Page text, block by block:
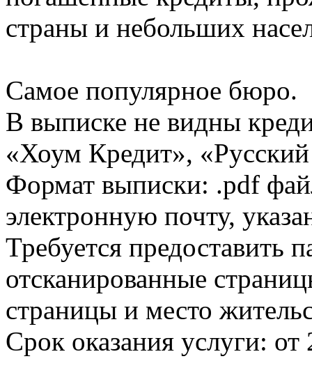
страны и небольших
Самое популярное бюро.
В выписке не видны
«Хоум Кредит»,
Формат выписки: .pdf
электронную почту,
Требуется предоставить
отсканированные
страницы и место
Срок оказания услуги: от